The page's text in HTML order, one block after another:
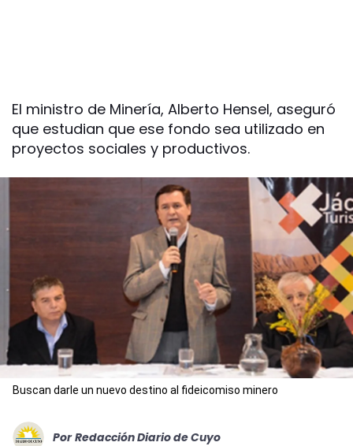
El ministro de Minería, Alberto Hensel, aseguró
que estudian que ese fondo sea utilizado en
proyectos sociales y productivos.
Buscan darle un nuevo destino al fideicomiso minero
Por Redacción Diario de Cuyo